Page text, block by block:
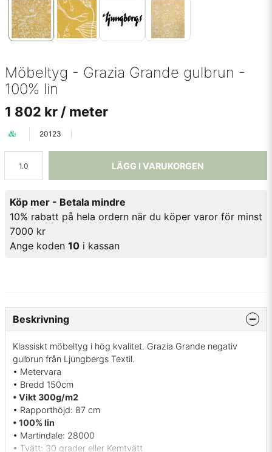
Möbeltyg - Grazia Grande gulbrun -
100% lin
1 802 kr / meter
20123
LÄGG I VARUKORGEN
Köp mer - Betala mindre
10% rabatt på hela ordern när du köper varor för minst
7000 kr
Ange koden 10 i kassan
Beskrivning
Klassiskt möbeltyg i hög kvalitet. Grazia Grande negativ
gulbrun från Ljungbergs Textil.
• Metervara
• Bredd 150cm
• Vikt 300g/m2
• Rapporthöjd: 87 cm
• 100% lin
• Martindale: 28000
• Tvätt: 30 grader eller Kemtvätt